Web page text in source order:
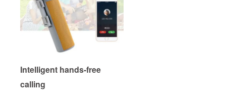
Intelligent hands-free
calling